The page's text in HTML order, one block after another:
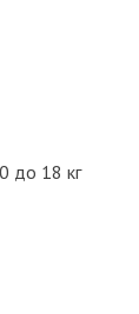
до 18 кг